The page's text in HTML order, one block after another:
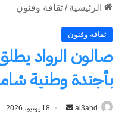
الرئيسية /ثقافة وفنون
ثقافة وفنون
صالون الرواد
بأجندة وطنية
al3ahd
أرسل 18 يونيو، 2026